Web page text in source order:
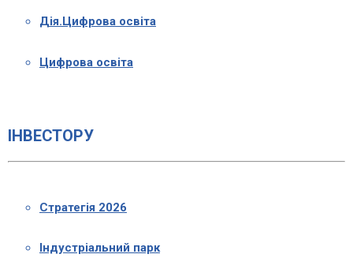
Дія.Цифрова освіта
Цифрова освіта
ІНВЕСТОРУ
Стратегія 2026
Індустріальний парк